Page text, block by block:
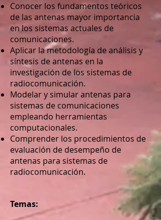
Conocer los fundamentos teóricos
de las antenas mayor importancia
en los sistemas actuales de
comunicaciones.
Aplicar la metodología de análisis y
síntesis de antenas en la
investigación de los sistemas de
radiocomunicación.
Modelar y simular antenas para
sistemas de comunicaciones
empleando herramientas
computacionales.
Comprender los procedimientos de
evaluación de desempeño de
antenas para sistemas de
radiocomunicación.
Temas: